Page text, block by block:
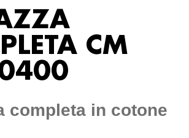
CM
completa in cotone